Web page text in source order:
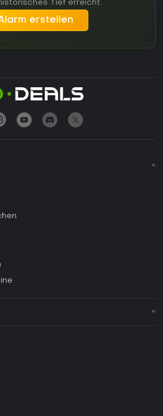
Tief erreicht.
erstellen
CD Key?
Games CD Key?
CD Key?
Connect CD Key?